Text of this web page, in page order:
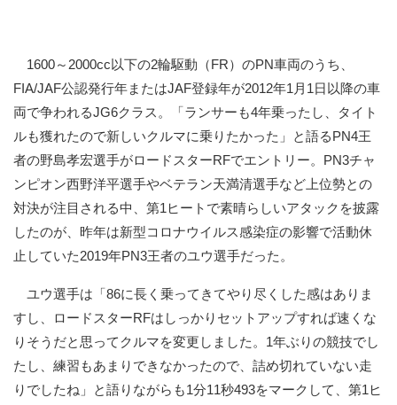
1600～2000cc以下の2輪駆動（FR）のPN車両のうち、
FIA/JAF公認発行年またはJAF登録年が2012年1月1日以降の車
両で争われるJG6クラス。「ランサーも4年乗ったし、タイト
ルも獲れたので新しいクルマに乗りたかった」と語るPN4王
者の野島孝宏選手がロードスターRFでエントリー。PN3チャ
ンピオン西野洋平選手やベテラン天満清選手など上位勢との
対決が注目される中、第1ヒートで素晴らしいアタックを披露
したのが、昨年は新型コロナウイルス感染症の影響で活動休
止していた2019年PN3王者のユウ選手だった。
ユウ選手は「86に長く乗ってきてやり尽くした感はありま
すし、ロードスターRFはしっかりセットアップすれば速くな
りそうだと思ってクルマを変更しました。1年ぶりの競技でし
たし、練習もあまりできなかったので、詰め切れていない走
りでしたね」と語りながらも1分11秒493をマークして、第1ヒ